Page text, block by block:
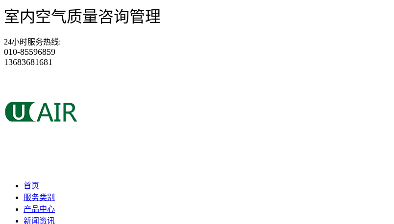
室内空气质量咨询管理
24小时服务热线:
010-85596859
13683681681
首页
服务类别
产品中心
新闻资讯